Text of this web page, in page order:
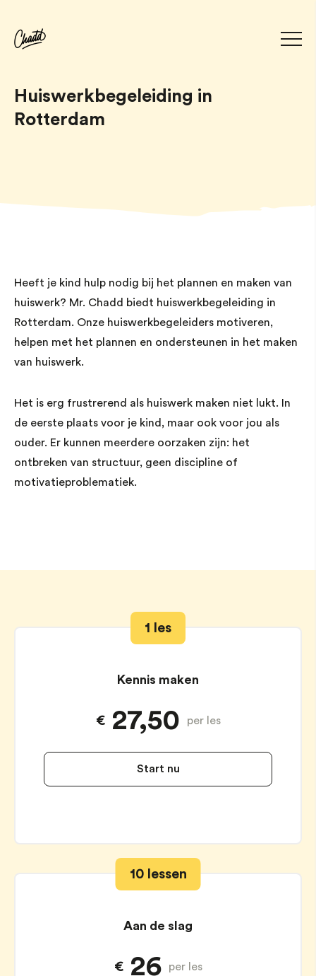
Huiswerkbegeleiding in
Rotterdam
Heeft je kind hulp nodig bij het plannen en maken van
huiswerk? Mr. Chadd biedt huiswerkbegeleiding in
Rotterdam. Onze huiswerkbegeleiders motiveren,
helpen met het plannen en ondersteunen in het maken
van huiswerk.
Het is erg frustrerend als huiswerk maken niet lukt. In
de eerste plaats voor je kind, maar ook voor jou als
ouder. Er kunnen meerdere oorzaken zijn: het
ontbreken van structuur, geen discipline of
motivatieproblematiek.
1 les
Kennis maken
€ 27,50 per les
Start nu
10 lessen
Aan de slag
€ 26 per les